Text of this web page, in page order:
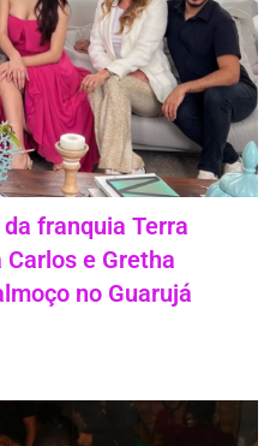
franquia Terra
e Gretha
no Guarujá